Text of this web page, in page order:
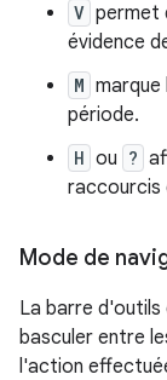
V permet
évidence
M
période.
H ou ?
raccourcis
Mode de
La barre
basculer entre
l'action